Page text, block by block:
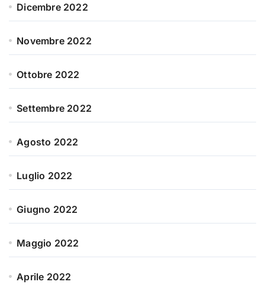
Dicembre 2022
Novembre 2022
Ottobre 2022
Settembre 2022
Agosto 2022
Luglio 2022
Giugno 2022
Maggio 2022
Aprile 2022